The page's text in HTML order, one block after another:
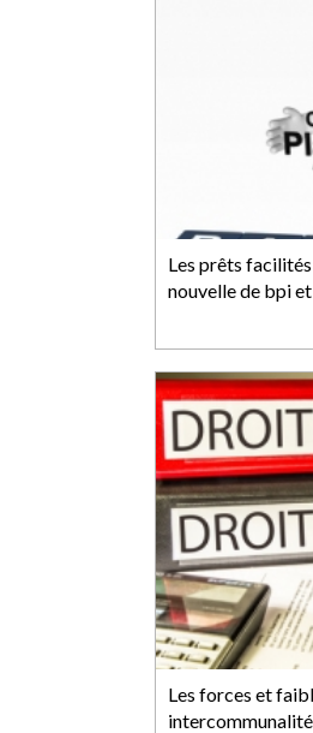
Les prêts
nouvelle de bpi
Les forces et